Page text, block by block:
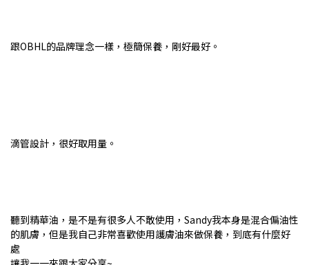
跟OBHL的品牌理念一樣，極簡保養，剛好最好。
滴管設計，很好取用量。
聽到精華油，是不是有很多人不敢使用，Sandy我本身是混合偏油性
的肌膚，但是我自己非常喜歡使用護膚油來做保養，到底有什麼好
處